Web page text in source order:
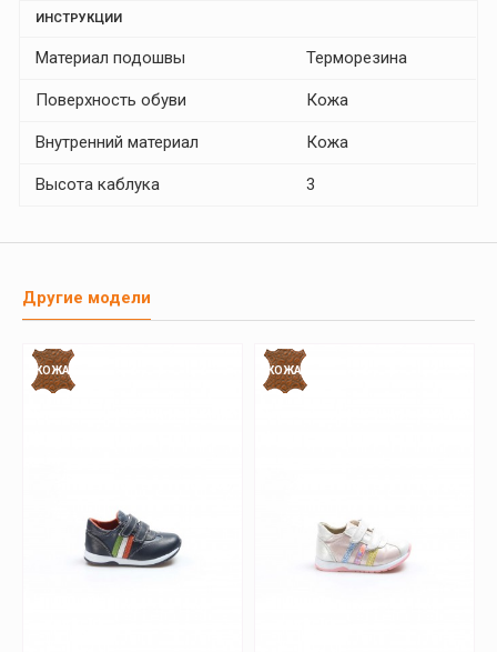
ИНСТРУКЦИИ
Материал подошвы Терморезина
Поверхность обуви Кожа
Внутренний материал Кожа
Высота каблука 3
Другие модели
КОЖА КОЖА